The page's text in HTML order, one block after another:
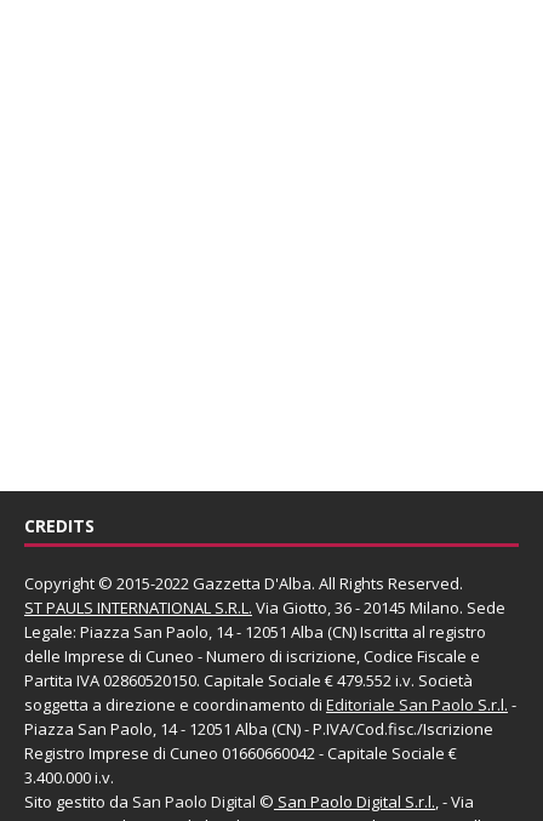
CREDITS
Copyright © 2015-2022 Gazzetta D'Alba. All Rights Reserved.
ST PAULS INTERNATIONAL S.R.L. Via Giotto, 36 - 20145 Milano. Sede
Legale: Piazza San Paolo, 14 - 12051 Alba (CN) Iscritta al registro
delle Imprese di Cuneo - Numero di iscrizione, Codice Fiscale e
Partita IVA 02860520150. Capitale Sociale € 479.552 i.v. Società
soggetta a direzione e coordinamento di Editoriale San Paolo S.r.l. -
Piazza San Paolo, 14 - 12051 Alba (CN) - P.IVA/Cod.fisc./Iscrizione
Registro Imprese di Cuneo 01660660042 - Capitale Sociale €
3.400.000 i.v.
Sito gestito da San Paolo Digital © San Paolo Digital S.r.l., - Via